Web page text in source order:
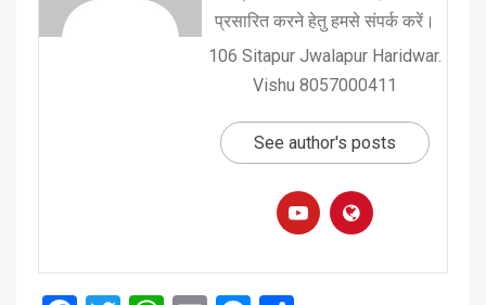
प्रसारित करने हेतु हमसे संपर्क करें।
106 Sitapur Jwalapur Haridwar.
Vishu 8057000411
See author's posts